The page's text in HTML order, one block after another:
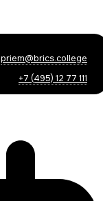
priem@brics.college
+7 (495) 12 77 111